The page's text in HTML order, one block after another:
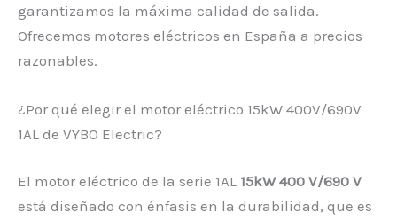
garantizamos la máxima calidad de salida.
Ofrecemos motores eléctricos en España a precios
razonables.
¿Por qué elegir el motor eléctrico 15kW 400V/690V
1AL de VYBO Electric?
El motor eléctrico de la serie 1AL 15kW 400 V/690 V
está diseñado con énfasis en la durabilidad, que es